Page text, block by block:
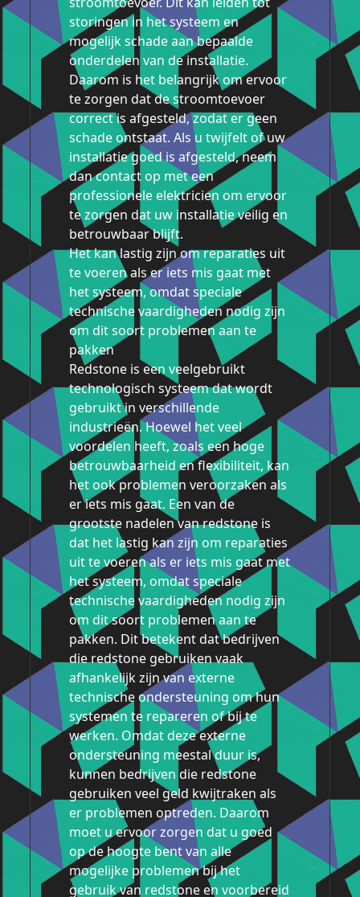
storingen in het systeem en
mogelijk schade aan bepaalde
onderdelen van de installatie.
Daarom is het belangrijk om ervoor
te zorgen dat de stroomtoevoer
correct is afgesteld, zodat er geen
schade ontstaat. Als u twijfelt of uw
installatie goed is afgesteld, neem
dan contact op met een
professionele elektricien om ervoor
te zorgen dat uw installatie veilig en
betrouwbaar blijft.
Het kan lastig zijn om reparaties uit
te voeren als er iets mis gaat met
het systeem, omdat speciale
technische vaardigheden nodig zijn
om dit soort problemen aan te
pakken
Redstone is een veelgebruikt
technologisch systeem dat wordt
gebruikt in verschillende
industrieën. Hoewel het veel
voordelen heeft, zoals een hoge
betrouwbaarheid en flexibiliteit, kan
het ook problemen veroorzaken als
er iets mis gaat. Een van de
grootste nadelen van redstone is
dat het lastig kan zijn om reparaties
uit te voeren als er iets mis gaat met
het systeem, omdat speciale
technische vaardigheden nodig zijn
om dit soort problemen aan te
pakken. Dit betekent dat bedrijven
die redstone gebruiken vaak
afhankelijk zijn van externe
technische ondersteuning om hun
systemen te repareren of bij te
werken. Omdat deze externe
ondersteuning meestal duur is,
kunnen bedrijven die redstone
gebruiken veel geld kwijtraken als
er problemen optreden. Daarom
moet u ervoor zorgen dat u goed
op de hoogte bent van alle
mogelijke problemen bij het
gebruik van redstone en voorbereid